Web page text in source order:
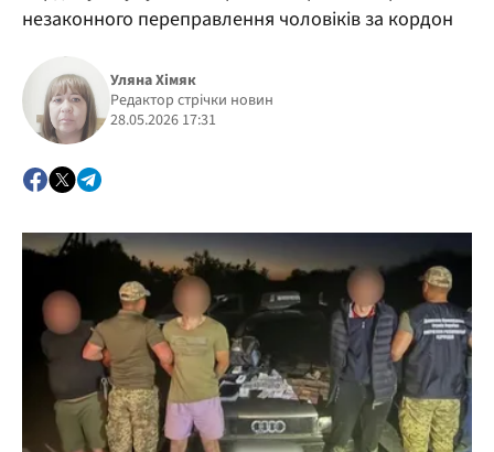
незаконного переправлення чоловіків за кордон
Уляна Хімяк
Редактор стрічки новин
28.05.2026 17:31